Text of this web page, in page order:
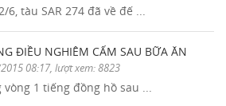
6, tàu SAR 274 đã về đế ...
ĐIỀU NGHIÊM CẤM SAU BỮA ĂN
08:17, lượt xem: 8823
vòng 1 tiếng đồng hồ sau ...